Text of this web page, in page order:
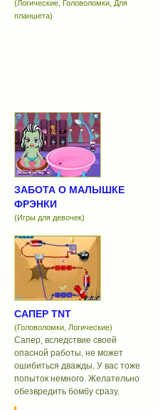
(Логические, Головоломки, Для
планшета)
ЗАБОТА О МАЛЫШКЕ
ФРЭНКИ
(Игры для девочек)
САПЕР TNT
(Головоломки, Логические)
Сапер, вследствие своей
опасной работы, не может
ошибиться дважды. У вас тоже
попыток немного. Желательно
обезвредить бомбу сразу.